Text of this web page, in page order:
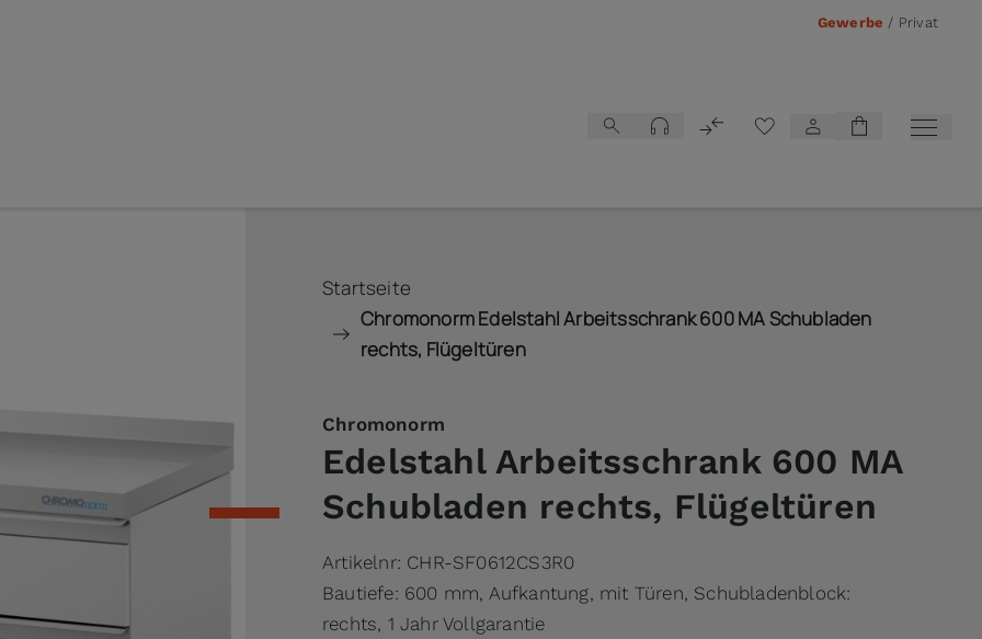
Gewerbe / Privat
Startseite
Chromonorm Edelstahl Arbeitsschrank 600 MA Schubladen
rechts, Flügeltüren
Chromonorm
Edelstahl Arbeitsschrank 600 MA
Schubladen rechts, Flügeltüren
Artikelnr: CHR-SF0612CS3R0
Bautiefe: 600 mm, Aufkantung, mit Türen, Schubladenblock:
rechts, 1 Jahr Vollgarantie